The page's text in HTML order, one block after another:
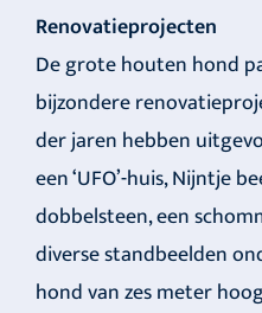
Renovatieprojecten
De grote houten hond
bijzondere
der jaren hebben
een ‘UFO’-huis, Nijntje
dobbelsteen, een
diverse standbeelden
hond van zes meter